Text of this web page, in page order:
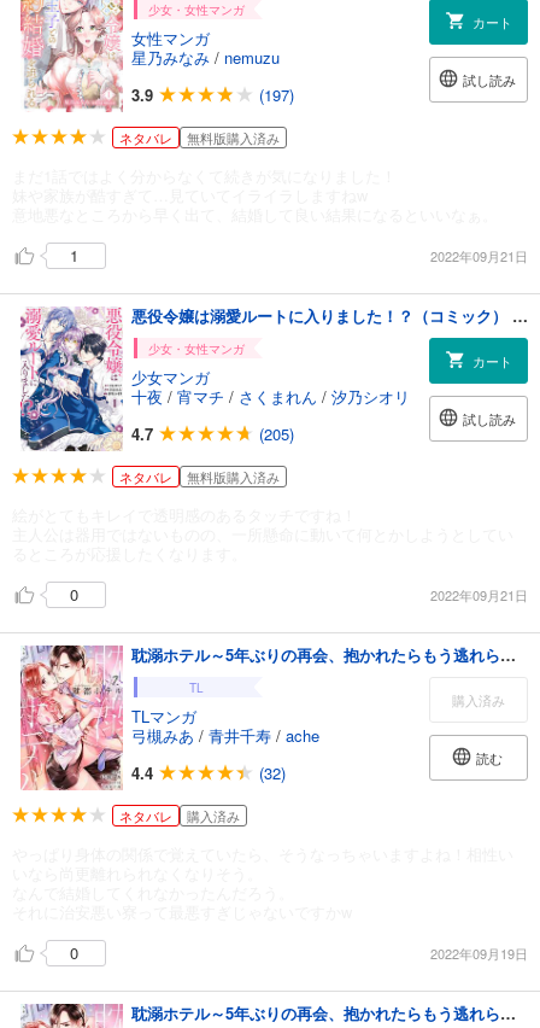
少女・女性マンガ
女性マンガ
星乃みなみ / nemuzu
3.9
(197)
カート
試し読み
ネタバレ 無料版購入済み
1
2022年09月21日
悪役令嬢は溺愛ルートに入りました！？（コミック） 1巻
少女・女性マンガ
少女マンガ
十夜 / 宵マチ / さくまれん / 汐乃シオリ
4.7
(205)
カート
試し読み
ネタバレ 無料版購入済み
0
2022年09月21日
耽溺ホテル～5年ぶりの再会、抱かれたらもう逃れられない～【分冊版】 2話
TL
TLマンガ
弓槻みあ / 青井千寿 / ache
4.4
(32)
購入済み
読む
ネタバレ 購入済み
0
2022年09月19日
耽溺ホテル～5年ぶりの再会、抱かれたらもう逃れられない～【分冊版】 1話